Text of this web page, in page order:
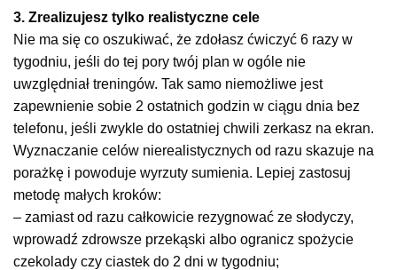
3. Zrealizujesz tylko realistyczne cele
Nie ma się co oszukiwać, że zdołasz ćwiczyć 6 razy w
tygodniu, jeśli do tej pory twój plan w ogóle nie
uwzględniał treningów. Tak samo niemożliwe jest
zapewnienie sobie 2 ostatnich godzin w ciągu dnia bez
telefonu, jeśli zwykle do ostatniej chwili zerkasz na ekran.
Wyznaczanie celów nierealistycznych od razu skazuje na
porażkę i powoduje wyrzuty sumienia. Lepiej zastosuj
metodę małych kroków:
– zamiast od razu całkowicie rezygnować ze słodyczy,
wprowadź zdrowsze przekąski albo ogranicz spożycie
czekolady czy ciastek do 2 dni w tygodniu;